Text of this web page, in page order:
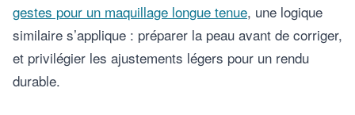
gestes pour un maquillage longue tenue, une logique
similaire s’applique : préparer la peau avant de corriger,
et privilégier les ajustements légers pour un rendu
durable.